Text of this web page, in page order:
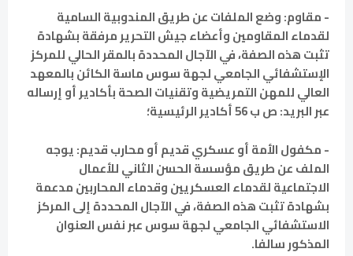
- مقاوم: وضع الملفات عن طريق المندوبية السامية
لقدماء المقاومين وأعضاء جيش التحرير مرفقة بشهادة
تثبت هذه الصفة، في الآجال المحددة بالمقر الحالي للمركز
الإستشفائي الجامعي لجهة سوس ماسة الكائن بالمعهد
العالي للمهن التمريضية وتقنيات الصحة بأكادير أو إرساله
عبر البريد: ص ب 56 أكادير الرئيسية؛
- مكفول الأمة أو عسكري قديم أو محارب قديم: يوجه
الملف عن طريق مؤسسة الحسن الثاني للأعمال
الاجتماعية لقدماء العسكريين وقدماء المحاربين مدعمة
بشهادة تثبت هذه الصفة، في الآجال المحددة إلى المركز
الاستشفائي الجامعي لجهة سوس عبر نفس العنوان
المذكور سالفا.